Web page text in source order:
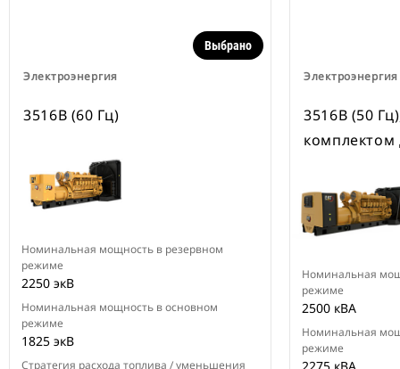
Электроэнергия
Выбрано
3516B (60 Гц)
Номинальная мощность в резервном
режиме
2250 экВ
Номинальная мощность в основном
режиме
1825 экВ
Стратегия расхода топлива / уменьшения
Электроэнергия
3516B (50
Номинальная
режиме
2500 кВА
Номинальная
режиме